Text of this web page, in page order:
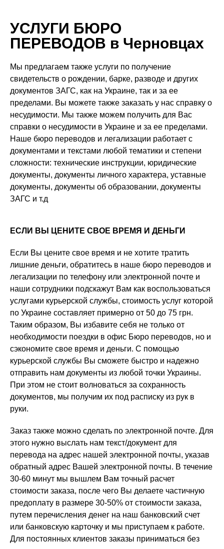
УСЛУГИ БЮРО
ПЕРЕВОДОВ в Черновцах
Мы предлагаем также услуги по получение
свидетельств о рождении, барке, разводе и других
документов ЗАГС, как на Украине, так и за ее
пределами. Вы можете также заказать у нас справку о
несудимости. Мы также можем получить для Вас
справки о несудимости в Украине и за ее пределами.
Наше бюро переводов и легализации работает с
документами и текстами любой тематики и степени
сложности: технические инструкции, юридические
документы, документы личного характера, уставные
документы, документы об образовании, документы
ЗАГС и т.д
ЕСЛИ ВЫ ЦЕНИТЕ СВОЕ ВРЕМЯ И ДЕНЬГИ
Если Вы цените свое время и не хотите тратить
лишние деньги, обратитесь в наше бюро переводов и
легализации по телефону или электронной почте и
наши сотрудники подскажут Вам как воспользоваться
услугами курьерской службы, стоимость услуг которой
по Украине составляет примерно от 50 до 75 грн.
Таким образом, Вы избавите себя не только от
необходимости поездки в офис Бюро переводов, но и
сэкономите свое время и деньги. С помощью
курьерской службы Вы сможете быстро и надежно
отправить нам документы из любой точки Украины.
При этом не стоит волноваться за сохранность
документов, мы получим их под расписку из рук в
руки.
Заказ также можно сделать по электронной почте. Для
этого нужно выслать нам текст/документ для
перевода на адрес нашей электронной почты, указав
обратный адрес Вашей электронной почты. В течение
30-60 минут мы вышлем Вам точный расчет
стоимости заказа, после чего Вы делаете частичную
предоплату в размере 30-50% от стоимости заказа,
путем перечисления денег на наш банковский счет
или банковскую карточку и мы приступаем к работе.
Для постоянных клиентов заказы приниматься без